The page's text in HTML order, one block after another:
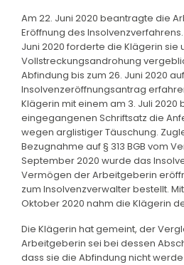
Am 22. Juni 2020 beantragte die
Eröffnung des
Juni 2020 forderte die Klägerin sie
Vollstreckungsandrohung
Abfindung bis zum 26. Juni 2020
Insolvenzeröffnungsantrag
Klägerin mit einem am 3. Juli
eingegangenen Schriftsatz die
wegen arglistiger Täuschung.
Bezugnahme auf § 313 BGB vom
September 2020 wurde das
Vermögen der Arbeitgeberin
zum Insolvenzverwalter bestellt.
Oktober 2020 nahm die Klägerin
Die Klägerin hat gemeint, der
Arbeitgeberin sei bei dessen
dass sie die Abfindung nicht